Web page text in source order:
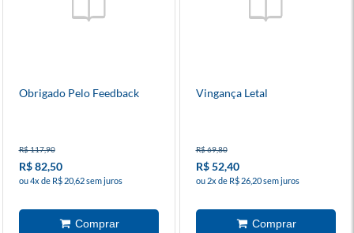
Obrigado Pelo Feedback
R$ 117,90
R$ 82,50
ou 4x de R$ 20,62 sem juros
Vingança Letal
R$ 69,80
R$ 52,40
ou 2x de R$ 26,20 sem juros